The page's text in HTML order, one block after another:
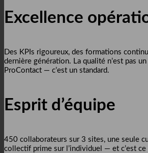
Excellence
Des KPIs rigoureux, des formations
dernière génération. La qualité n’est pas
ProContact — c’est un standard.
Esprit d’équipe
450 collaborateurs sur 3 sites, une seule
collectif prime sur l’individuel — et c’est